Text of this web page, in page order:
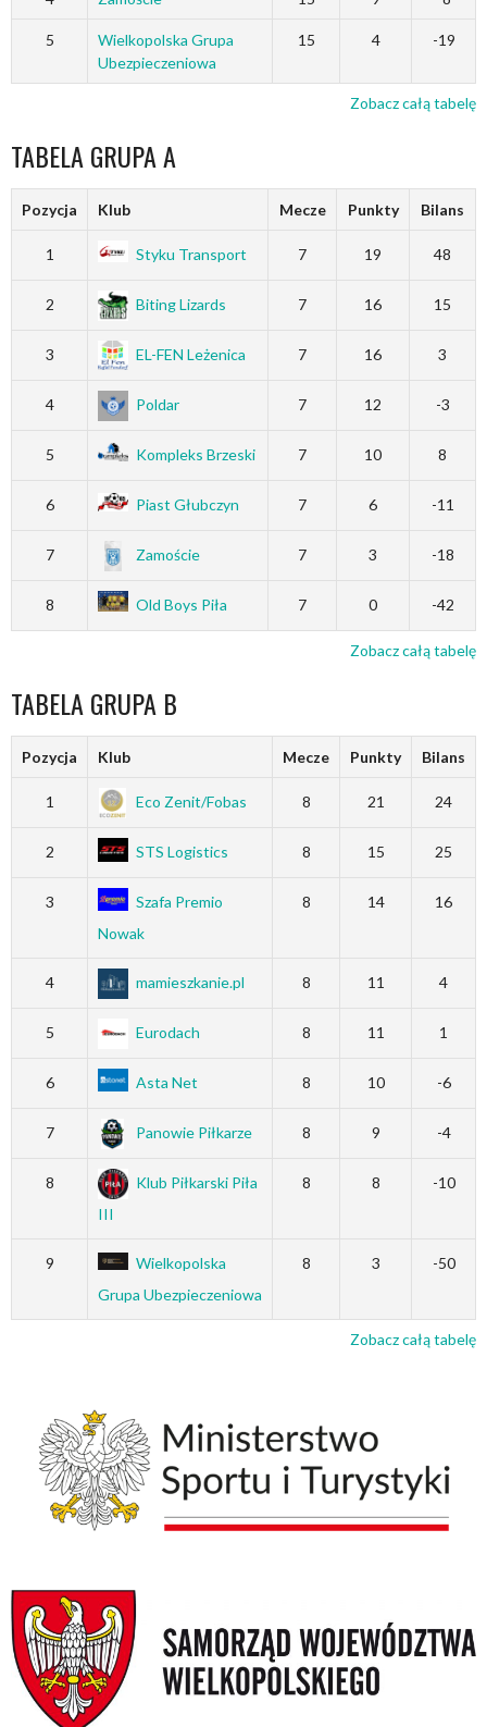
5
Wielkopolska Grupa
Ubezpieczeniowa
15 4 -19
Zobacz całą tabelę
TABELA GRUPA A
Pozycja Klub Mecze Punkty Bilans
1 Styku Transport 7 19 48
2 Biting Lizards 7 16 15
3 EL-FEN Leżenica 7 16 3
4 Poldar 7 12 -3
5 Kompleks Brzeski 7 10 8
6 Piast Głubczyn 7 6 -11
7 Zamoście 7 3 -18
8 Old Boys Piła 7 0 -42
Zobacz całą tabelę
TABELA GRUPA B
Pozycja Klub Mecze Punkty Bilans
1 Eco Zenit/Fobas 8 21 24
2 STS Logistics 8 15 25
3
Szafa Premio
Nowak
8 14 16
4 mamieszkanie.pl 8 11 4
5 Eurodach 8 11 1
6 Asta Net 8 10 -6
7 Panowie Piłkarze 8 9 -4
8
Klub Piłkarski Piła
III
8 8 -10
9
Wielkopolska
Grupa Ubezpieczeniowa
8 3 -50
Zobacz całą tabelę